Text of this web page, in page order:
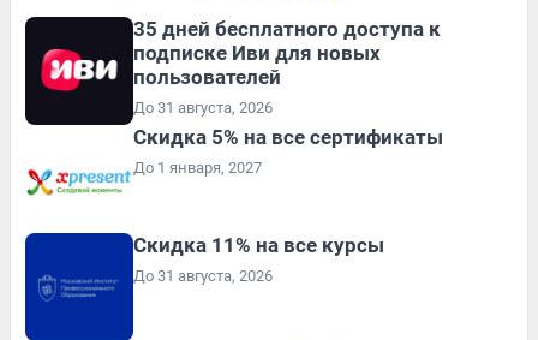
35 дней бесплатного доступа к
подписке Иви для новых
пользователей
До 31 августа, 2026
Скидка 5% на все сертификаты
До 1 января, 2027
Скидка 11% на все курсы
До 31 августа, 2026